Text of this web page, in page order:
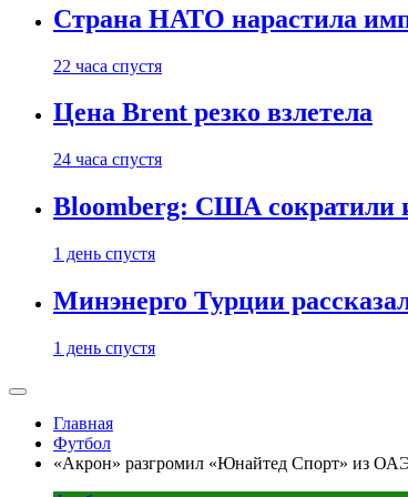
Страна НАТО нарастила
22 часа спустя
Цена Brent резко взлетела
24 часа спустя
Bloomberg: США сократили
1 день спустя
Минэнерго Турции
1 день спустя
Главная
Футбол
«Акрон» разгромил «Юнайтед Спорт» из